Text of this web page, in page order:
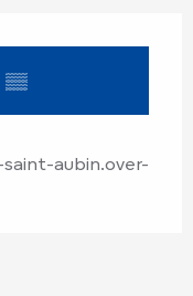
▒▒
aubin.over-